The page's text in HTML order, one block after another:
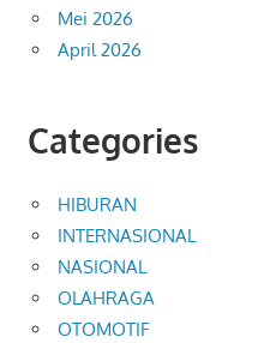
Mei 2026
April 2026
Categories
HIBURAN
INTERNASIONAL
NASIONAL
OLAHRAGA
OTOMOTIF